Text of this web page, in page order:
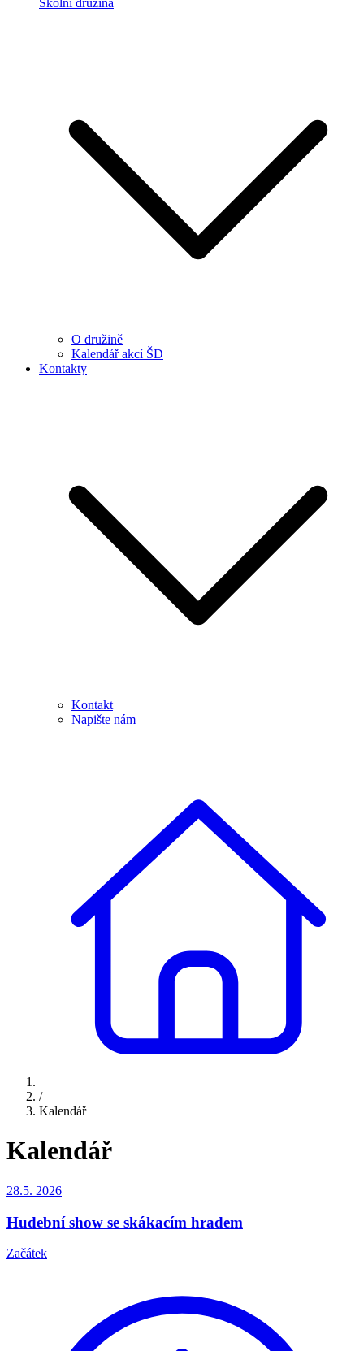
Školní družina
O družině
Kalendář akcí ŠD
Kontakty
Kontakt
Napište nám
/
Kalendář
Kalendář
28.5. 2026
Hudební show se skákacím hradem
Začátek